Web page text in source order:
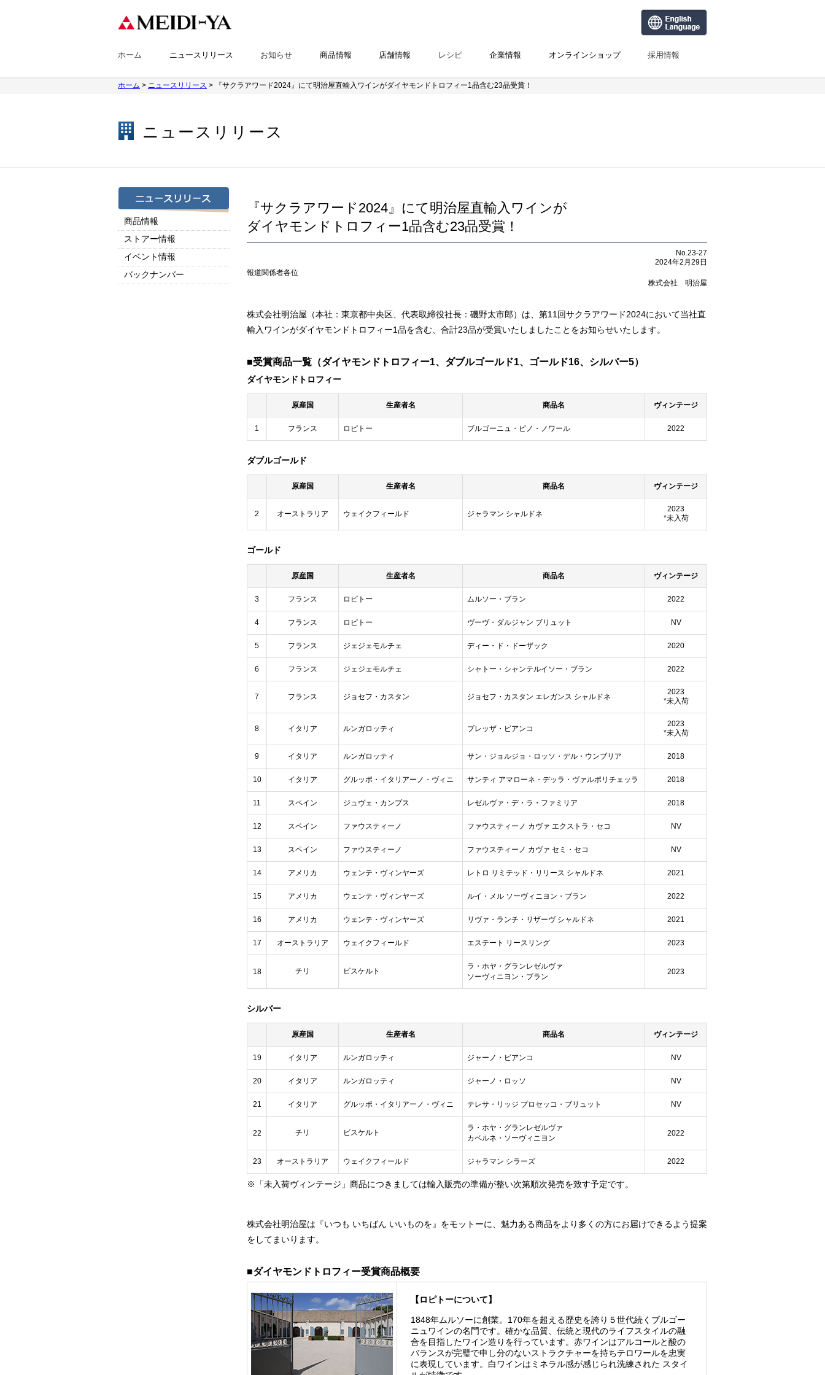
ホーム ニュースリリース お知らせ 商品情報 店舗情報 レシピ 企業情報 オンラインショップ 採用情報
ホーム > ニュースリリース > 『サクラアワード2024』にて明治屋直輸入ワインがダイヤモンドトロフィー1品含む23品受賞！
ニュースリリース
商品情報
ストアー情報
イベント情報
バックナンバー
『サクラアワード2024』にて明治屋直輸入ワインが
ダイヤモンドトロフィー1品含む23品受賞！
No.23-27
2024年2月29日
報道関係者各位
株式会社 明治屋
株式会社明治屋（本社：東京都中央区、代表取締役社長：磯野太市郎）は、第11回サクラアワード2024において当社直
輸入ワインがダイヤモンドトロフィー1品を含む、合計23品が受賞いたしましたことをお知らせいたします。
■受賞商品一覧（ダイヤモンドトロフィー1、ダブルゴールド1、ゴールド16、シルバー5）
ダイヤモンドトロフィー
原産国 生産者名 商品名 ヴィンテージ
1 フランス ロピトー ブルゴーニュ・ピノ・ノワール 2022
ダブルゴールド
原産国 生産者名 商品名 ヴィンテージ
2 オーストラリア ウェイクフィールド ジャラマン シャルドネ
2023
*未入荷
ゴールド
原産国 生産者名 商品名 ヴィンテージ
3 フランス ロピトー ムルソー・ブラン 2022
4 フランス ロピトー ヴーヴ・ダルジャン ブリュット NV
5 フランス ジェジェモルチェ ディー・ド・ドーザック 2020
6 フランス ジェジェモルチェ シャトー・シャンテルイソー・ブラン 2022
7 フランス ジョセフ・カスタン ジョセフ・カスタン エレガンス シャルドネ
2023
*未入荷
8 イタリア ルンガロッティ ブレッザ・ビアンコ
2023
*未入荷
9 イタリア ルンガロッティ サン・ジョルジョ・ロッソ・デル・ウンブリア 2018
10 イタリア グルッポ・イタリアーノ・ヴィニ サンティ アマローネ・デッラ・ヴァルポリチェッラ 2018
11 スペイン ジュヴェ・カンプス レゼルヴァ・デ・ラ・ファミリア 2018
12 スペイン ファウスティーノ ファウスティーノ カヴァ エクストラ・セコ NV
13 スペイン ファウスティーノ ファウスティーノ カヴァ セミ・セコ NV
14 アメリカ ウェンテ・ヴィンヤーズ レトロ リミテッド・リリース シャルドネ 2021
15 アメリカ ウェンテ・ヴィンヤーズ ルイ・メル ソーヴィニヨン・ブラン 2022
16 アメリカ ウェンテ・ヴィンヤーズ リヴァ・ランチ・リザーヴ シャルドネ 2021
17 オーストラリア ウェイクフィールド エステート リースリング 2023
18 チリ ビスケルト
ラ・ホヤ・グランレゼルヴァ
ソーヴィニヨン・ブラン
2023
シルバー
原産国 生産者名 商品名 ヴィンテージ
19 イタリア ルンガロッティ ジャーノ・ビアンコ NV
20 イタリア ルンガロッティ ジャーノ・ロッソ NV
21 イタリア グルッポ・イタリアーノ・ヴィニ テレサ・リッジ プロセッコ・ブリュット NV
22 チリ ビスケルト
ラ・ホヤ・グランレゼルヴァ
カベルネ・ソーヴィニヨン
2022
23 オーストラリア ウェイクフィールド ジャラマン シラーズ 2022
※「未入荷ヴィンテージ」商品につきましては輸入販売の準備が整い次第順次発売を致す予定です。
株式会社明治屋は『いつも いちばん いいものを』をモットーに、魅力ある商品をより多くの方にお届けできるよう提案
をしてまいります。
■ダイヤモンドトロフィー受賞商品概要
【ロピトーについて】
1848年ムルソーに創業。170年を超える歴史を誇り５世代続くブルゴー
ニュワインの名門です。確かな品質、伝統と現代のライフスタイルの融
合を目指したワイン造りを行っています。赤ワインはアルコールと酸の
バランスが完璧で申し分のないストラクチャーを持ちテロワールを忠実
に表現しています。白ワインはミネラル感が感じられ洗練された スタイ